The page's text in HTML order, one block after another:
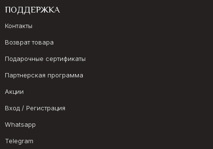
ПОДДЕРЖКА
Контакты
Возврат товара
Подарочные сертификаты
Партнерская программа
Акции
Вход / Регистрация
Whatsapp
Telegram